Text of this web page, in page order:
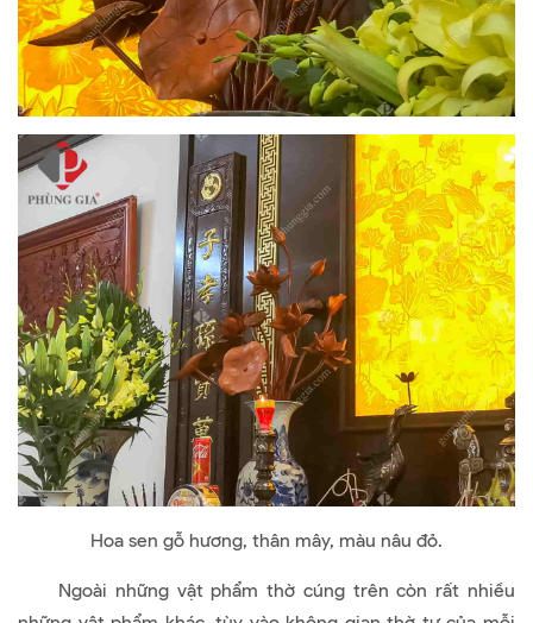
Hoa sen gỗ hương, thân mây, màu nâu đỏ.
Ngoài những vật phẩm thờ cúng trên còn rất nhiều